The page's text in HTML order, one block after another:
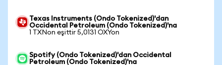
Texas Instruments (Ondo Tokenized)'dan
Occidental Petroleum (Ondo Tokenized)'na
1 TXNon eşittir 5,0131 OXYon
Spotify (Ondo Tokenized)'dan Occidental
Petroleum (Ondo Tokenized)'na